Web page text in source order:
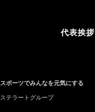
代表挨拶
スポーツでみんなを元気にする
ステラートグループ